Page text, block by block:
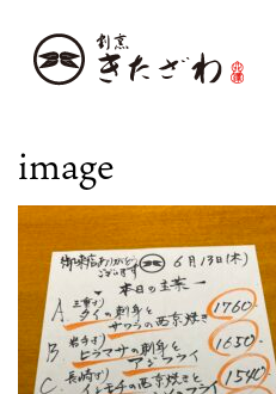
image